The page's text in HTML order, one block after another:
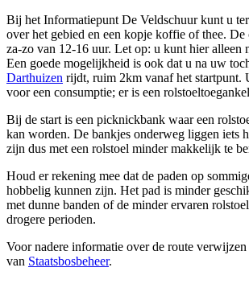
Bij het Informatiepunt De Veldschuur kunt u
over het gebied en een kopje koffie of thee.
za-zo van 12-16 uur. Let op: u kunt hier alleen
Een goede mogelijkheid is ook dat u na uw
Darthuizen rijdt, ruim 2km vanaf het startpunt.
voor een consumptie; er is een
Bij de start is een picknickbank waar een
kan worden. De bankjes onderweg liggen iets
zijn dus met een rolstoel minder makkelijk te
Houd er rekening mee dat de paden op
hobbelig kunnen zijn. Het pad is minder
met dunne banden of de minder ervaren
drogere perioden.
Voor nadere informatie over de route
van Staatsbosbeheer.